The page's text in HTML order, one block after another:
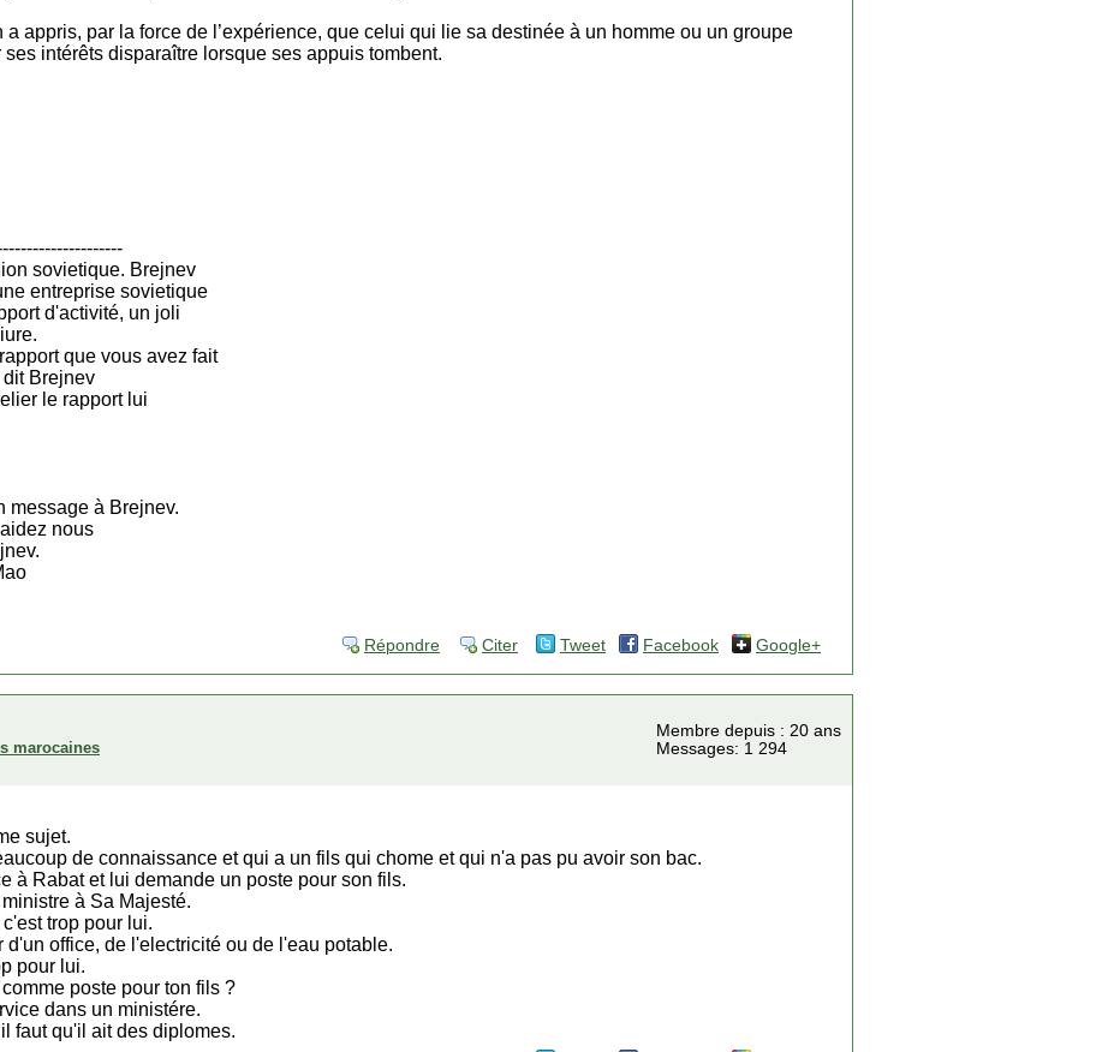
a appris, par la force de l’expérience, que celui qui lie sa destinée à un homme ou un groupe
ses intérêts disparaître lorsque ses appuis tombent.
sovietique. Brejnev
entreprise sovietique
d'activité, un joli
que vous avez fait
Brejnev
le rapport lui
message à Brejnev.
nous
Répondre Citer Tweet Facebook Google+
marocaines
Membre depuis : 20 ans
Messages: 1 294
sujet.
de connaissance et qui a un fils qui chome et qui n'a pas pu avoir son bac.
à Rabat et lui demande un poste pour son fils.
à Sa Majesté.
trop pour lui.
d'un office, de l'electricité ou de l'eau potable.
pour lui.
poste pour ton fils ?
dans un ministére.
faut qu'il ait des diplomes.